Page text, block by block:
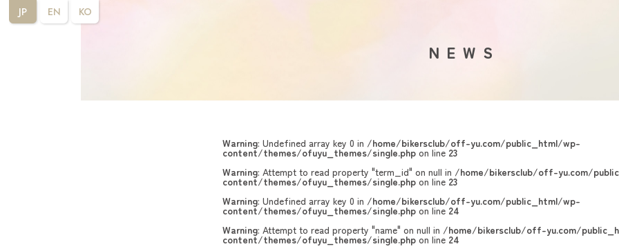
NEWS
Warning: Undefined array key 0 in /home/bikersclub/off-yu.com/public_html/wp-
content/themes/ofuyu_themes/single.php on line 23
Warning: Attempt to read property "term_id" on null in /home/bikersclub/off-yu.com/
content/themes/ofuyu_themes/single.php on line 23
Warning: Undefined array key 0 in /home/bikersclub/off-yu.com/public_html/wp-
content/themes/ofuyu_themes/single.php on line 24
Warning: Attempt to read property "name" on null in /home/bikersclub/off-yu.com/
content/themes/ofuyu_themes/single.php on line 24
JP EN KO